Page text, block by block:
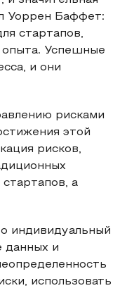
Уоррен Баффет:
стартапов,
опыта. Успешные
и они
рисками
этой
рисков,
а
индивидуальный
данных и
использовать